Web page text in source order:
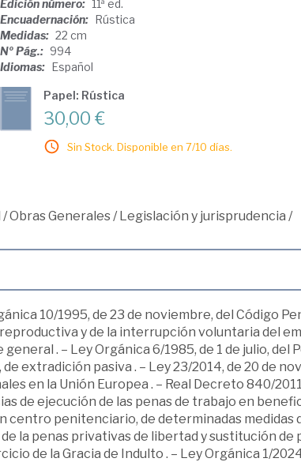
Edición número: 11ª ed.
Encuadernación: Rústica
Medidas: 22 cm
Nº Pág.: 994
Idiomas: Español
Papel: Rústica
30,00 €
Sin Stock. Disponible en 7/10 días.
/Obras Generales/Legislación y jurisprudencia /
10/1995, de 23 de noviembre, del Código
y de la interrupción voluntaria del
. – Ley Orgánica 6/1985, de 1 de julio, del
de extradición pasiva . – Ley 23/2014, de 20 de
en la Unión Europea . – Real Decreto 840/
de ejecución de las penas de trabajo en
centro penitenciario, de determinadas medidas
la penas privativas de libertad y sustitución de
de la Gracia de Indulto . – Ley Orgánica 1/